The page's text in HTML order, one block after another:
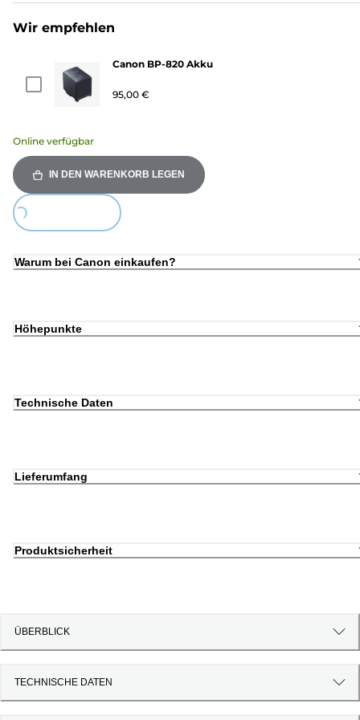
Wir empfehlen
Canon BP-820 Akku
95,00 €
Online verfügbar
IN DEN WARENKORB LEGEN
Loading...
Warum bei Canon einkaufen?
Höhepunkte
Technische Daten
Lieferumfang
Produktsicherheit
ÜBERBLICK
TECHNISCHE DATEN